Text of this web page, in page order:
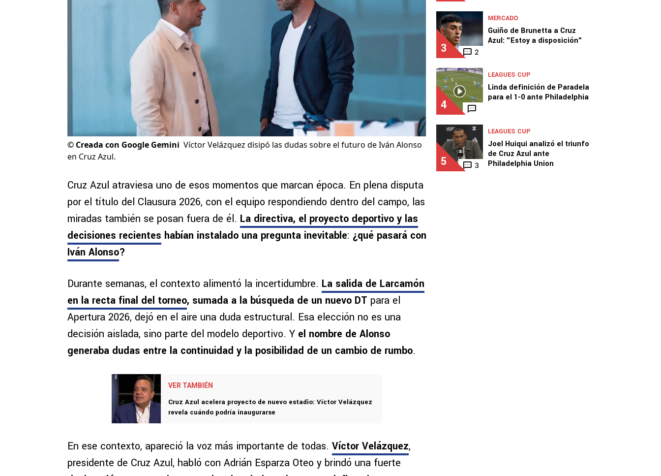
© Creada con Google Gemini Víctor Velázquez disipó las dudas sobre el futuro de Iván Alonso
en Cruz Azul.
Cruz Azul atraviesa uno de esos momentos que marcan época. En plena disputa
por el título del Clausura 2026, con el equipo respondiendo dentro del campo, las
miradas también se posan fuera de él. La directiva, el proyecto deportivo y las
decisiones recientes habían instalado una pregunta inevitable: ¿qué pasará con
Iván Alonso?
Durante semanas, el contexto alimentó la incertidumbre. La salida de Larcamón
en la recta final del torneo, sumada a la búsqueda de un nuevo DT para el
Apertura 2026, dejó en el aire una duda estructural. Esa elección no es una
decisión aislada, sino parte del modelo deportivo. Y el nombre de Alonso
generaba dudas entre la continuidad y la posibilidad de un cambio de rumbo.
VER TAMBIÉN
Cruz Azul acelera proyecto de nuevo estadio: Víctor Velázquez
revela cuándo podría inaugurarse
En ese contexto, apareció la voz más importante de todas. Víctor Velázquez,
presidente de Cruz Azul, habló con Adrián Esparza Oteo y brindó una fuerte
3 2
MERCADO
Guiño de Brunetta a Cruz
Azul: "Estoy a disposición"
4
LEAGUES CUP
Linda definición de Paradela
para el 1-0 ante Philadelphia
5 3
LEAGUES CUP
Joel Huiqui analizó el triunfo
de Cruz Azul ante
Philadelphia Union